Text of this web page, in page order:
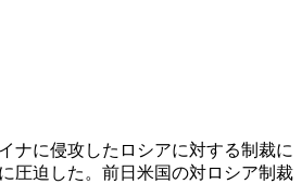
ナに侵攻したロシアに対する制裁に
圧迫した。前日米国の対ロシア制裁